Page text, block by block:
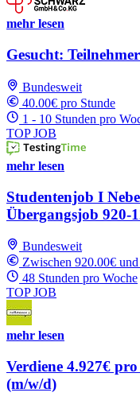
mehr lesen
Gesucht:
Bundesweit
40.00€ pro Stunde
1 - 10 Stunden pro
TOP JOB
mehr lesen
Studentenjob I
Übergangsjob 920-
Bundesweit
Zwischen 920.00€
48 Stunden pro Woche
TOP JOB
mehr lesen
Verdiene 4.927€
(m/w/d)